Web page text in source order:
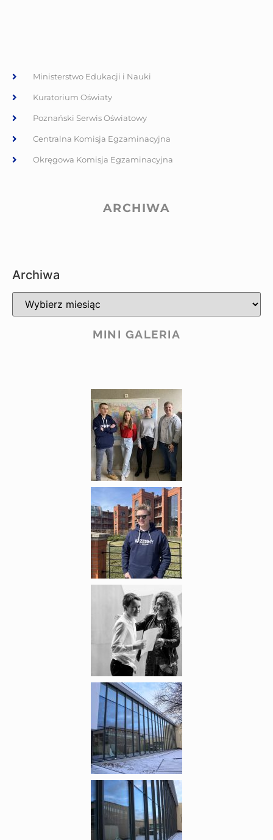
Ministerstwo Edukacji i Nauki
Kuratorium Oświaty
Poznański Serwis Oświatowy
Centralna Komisja Egzaminacyjna
Okręgowa Komisja Egzaminacyjna
ARCHIWA
Archiwa
MINI GALERIA